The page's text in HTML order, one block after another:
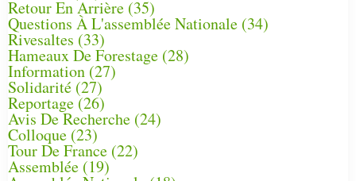
Retour En Arrière (35)
Questions À L'assemblée Nationale (34)
Rivesaltes (33)
Hameaux De Forestage (28)
Information (27)
Solidarité (27)
Reportage(26)
Avis De Recherche (24)
Colloque (23)
Tour De France (22)
Assemblée (19)